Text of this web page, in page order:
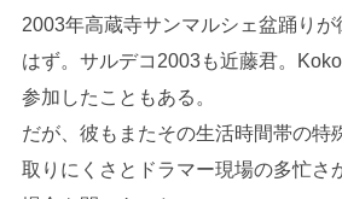
2003年高蔵寺サンマルシェ盆踊り
はず。サルデコ2003も近藤君。
参加したこともある。
だが、彼もまたその生活時間帯の特
取りにくさとドラマー現場の多忙さ